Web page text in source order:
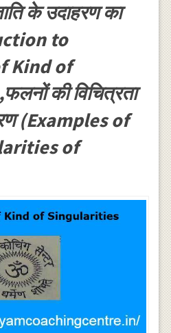
के उदाहरण का
to
Kind of
की विचित्रता
(Examples of
of